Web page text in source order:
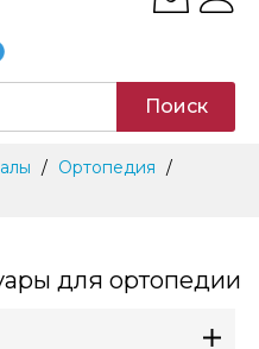
Поиск
Ортопедия
для ортопедии